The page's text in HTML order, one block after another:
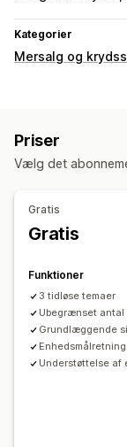
Kategorier
Mersalg og
Analyser
A/B-test
Priser
Vælg det
Gratis
Gratis
Funktioner
3 tidløse temaer
Ubegrænset antal
Grundlæggende
Understøttelse af